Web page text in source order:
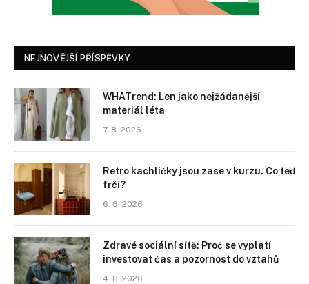
NEJNOVĚJŠÍ PŘÍSPĚVKY
WHATrend: Len jako nejžádanější
materiál léta
7. 8. 2026
Retro kachličky jsou zase v kurzu. Co teď
frčí?
6. 8. 2026
Zdravé sociální sítě: Proč se vyplatí
investovat čas a pozornost do vztahů
4. 8. 2026